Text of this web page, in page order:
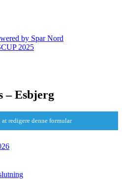
by Spar Nord
2025
– Esbjerg
redigere denne formular